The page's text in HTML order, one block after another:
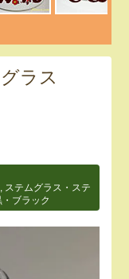
ラス
ステムグラス・ステ
・ブラック